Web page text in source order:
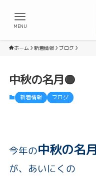
MENU
ホーム 新着情報 ブログ
中秋の名月🟡
新着情報 ブログ
今年の中秋の名
が、あいにくの